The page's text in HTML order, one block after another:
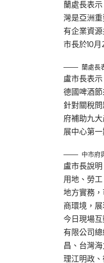
蘭處長表
灣是亞洲
有企業資
市長於10
蘭處長
盧市長表
德國啤酒
針對關稅
府補助九
展中心第
中市府
盧市長說
用地、勞
地方實務
商環境，
今日現場
有限公司
昌、台灣
理江明政